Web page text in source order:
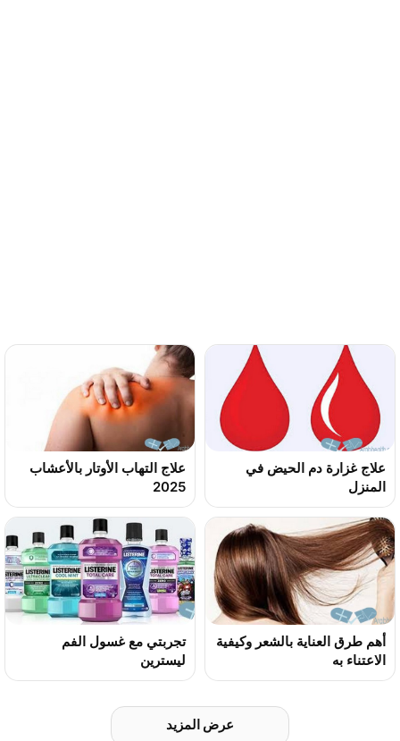
علاج غزارة دم الحيض في
المنزل
علاج التهاب الأوتار بالأعشاب
2025
أهم طرق العناية بالشعر وكيفية
الاعتناء به
تجربتي مع غسول الفم
ليسترين
عرض المزيد